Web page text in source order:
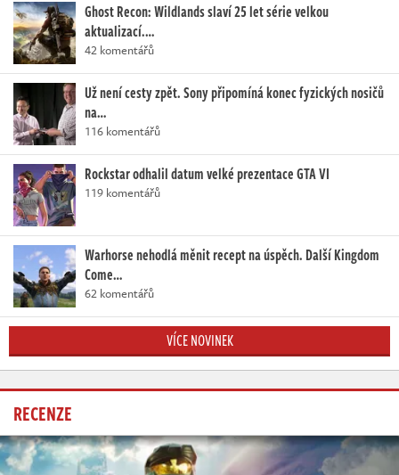
Ghost Recon: Wildlands slaví 25 let série velkou
aktualizací.…
42 komentářů
Už není cesty zpět. Sony připomíná konec fyzických nosičů
na…
116 komentářů
Rockstar odhalil datum velké prezentace GTA VI
119 komentářů
Warhorse nehodlá měnit recept na úspěch. Další Kingdom
Come…
62 komentářů
VÍCE NOVINEK
RECENZE